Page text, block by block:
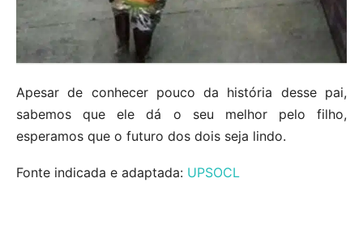
Apesar de conhecer pouco da história desse pai,
sabemos que ele dá o seu melhor pelo filho,
esperamos que o futuro dos dois seja lindo.
Fonte indicada e adaptada: UPSOCL